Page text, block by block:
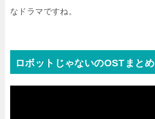
なドラマですね。
ロボットじゃないのOSTまとめ